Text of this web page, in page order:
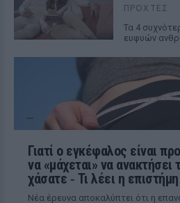
ΠΡΟΧΤΈΣ
Τα 4
ευφυών
Γιατί ο εγκέφαλος είναι
να «μάχεται» να ανακτήσει
χάσατε ‑ Τι λέει η επιστήμη
Νέα έρευνα αποκαλύπτει ότι η